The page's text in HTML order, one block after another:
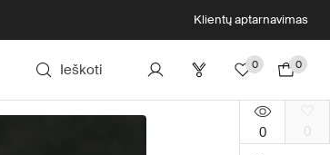
Klientų aptarnavimas
Ieškoti 0 0
0 0